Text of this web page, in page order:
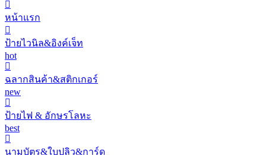
หน้าแรก
ป้ายไวนิล&อิงค์เจ็ท
hot
ฉลากสินค้า&สติกเกอร์
new
ป้ายไฟ & อักษรโลหะ
best
นามบัตร&ใบปลิว&การ์ด